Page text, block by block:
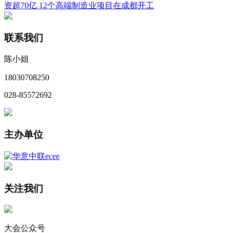
资超70亿 12个高端制造业项目在成都开工
联系我们
陈小姐
18030708250
028-85572692
主办单位
关注我们
大会公众号